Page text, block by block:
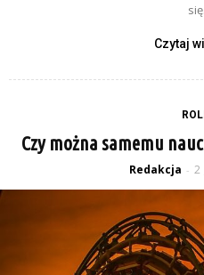
Czytaj
Czy można samemu
Redakcja - 2